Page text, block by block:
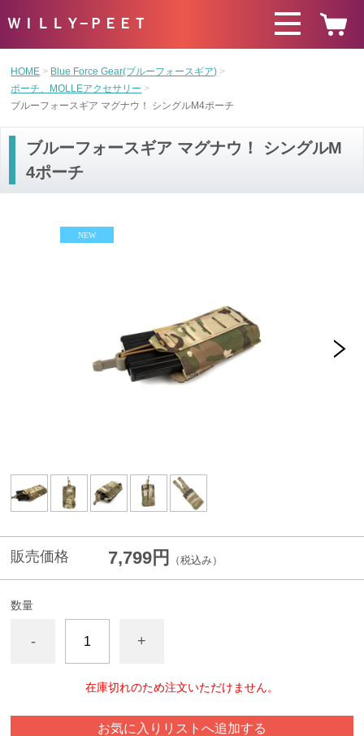
ＷＩＬＬＹ−ＰＥＥＴ
HOME
Blue Force Gear(ブルーフォースギア)
ポーチ、MOLLEアクセサリー
ブルーフォースギア マグナウ！ シングルM4ポーチ
ブルーフォースギア マグナウ！ シングルM
4ポーチ
販売価格 7,799円 （税込み）
数量
- +
在庫切れのため注文いただけません。
お気に入りリストへ追加する